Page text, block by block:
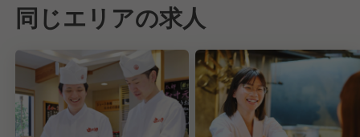
同じエリアの求人